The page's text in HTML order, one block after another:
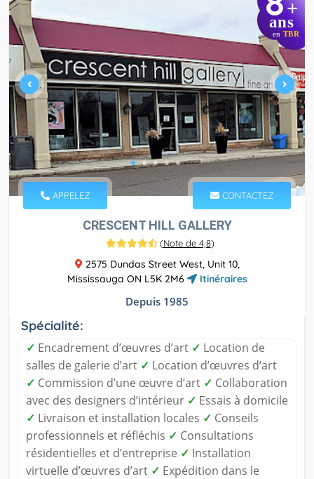
+
ans
en TBR
APPELEZ CONTACTEZ
CRESCENT HILL GALLERY
(Note de 4,8)
2575 Dundas Street West, Unit 10,
Mississauga ON L5K 2M6
Itinéraires
Depuis 1985
Spécialité:
✓ Encadrement d’œuvres d’art ✓ Location de
salles de galerie d’art ✓ Location d’œuvres d’art
✓ Commission d’une œuvre d’art ✓ Collaboration
avec des designers d’intérieur ✓ Essais à domicile
✓ Livraison et installation locales ✓ Conseils
professionnels et réfléchis ✓ Consultations
résidentielles et d’entreprise ✓ Installation
virtuelle d’œuvres d’art ✓ Expédition dans le